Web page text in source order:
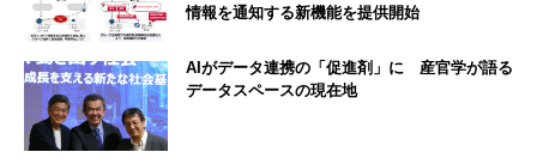
情報を通知する新機能を提供開始
AIがデータ連携の「促進剤」に 産官学が語る
データスペースの現在地